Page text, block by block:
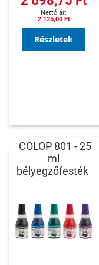
2 125,00 Ft
Részletek
COLOP 801 - 25
ml
bélyegzőfesték